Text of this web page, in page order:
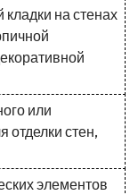
на стенах
или
отделки стен,
элементов